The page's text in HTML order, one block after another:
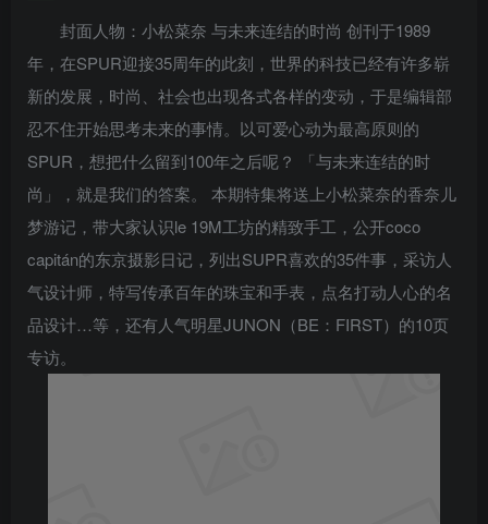
封面人物：小松菜奈 与未来连结的时尚 创刊于1989
年，在SPUR迎接35周年的此刻，世界的科技已经有许多崭
新的发展，时尚、社会也出现各式各样的变动，于是编辑部
忍不住开始思考未来的事情。以可爱心动为最高原则的
SPUR，想把什么留到100年之后呢？ 「与未来连结的时
尚」，就是我们的答案。 本期特集将送上小松菜奈的香奈儿
梦游记，带大家认识le 19M工坊的精致手工，公开coco
capitán的东京摄影日记，列出SUPR喜欢的35件事，采访人
气设计师，特写传承百年的珠宝和手表，点名打动人心的名
品设计…等，还有人气明星JUNON（BE：FIRST）的10页
专访。